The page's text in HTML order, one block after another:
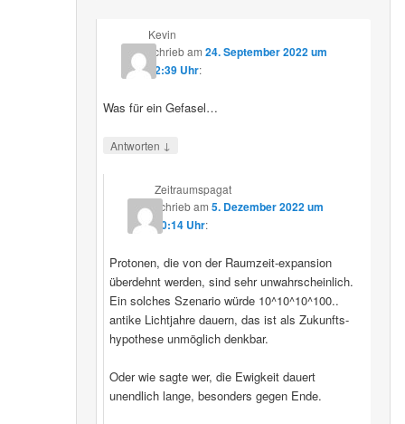
Kevin
schriebam 24. September 2022 um
12:39 Uhr:
Was für ein Gefasel…
Antworten ↓
Zeitraumspagat
schriebam5. Dezember 2022 um
00:14 Uhr:
Protonen, die von der Raumzeit-expansion
überdehnt werden, sind sehr unwahrscheinlich.
Ein solches Szenario würde 10^10^10^100..
antike Lichtjahre dauern, das ist als Zukunfts-
hypothese unmöglich denkbar.
Oder wie sagte wer, die Ewigkeit dauert
unendlich lange, besonders gegen Ende.